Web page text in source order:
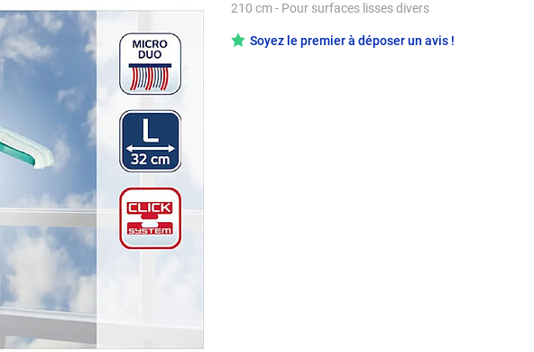
210 cm - Pour surfaces lisses divers
Soyez le premier à déposer un avis !